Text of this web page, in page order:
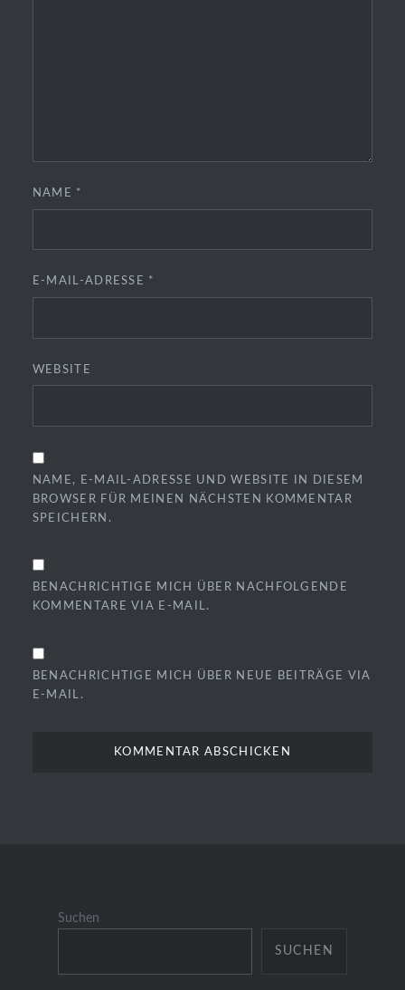
NAME *
E-MAIL-ADRESSE *
WEBSITE
NAME, E-MAIL-ADRESSE UND WEBSITE IN DIESEM
BROWSER FÜR MEINEN NÄCHSTEN KOMMENTAR
SPEICHERN.
BENACHRICHTIGE MICH ÜBER NACHFOLGENDE
KOMMENTARE VIA E-MAIL.
BENACHRICHTIGE MICH ÜBER NEUE BEITRÄGE VIA
E-MAIL.
Suchen
SUCHEN